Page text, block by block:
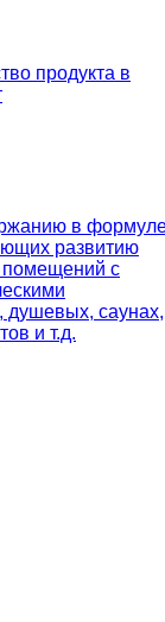
продукта в
в
развитию
помещений с
душевых, саунах,
и т.д.